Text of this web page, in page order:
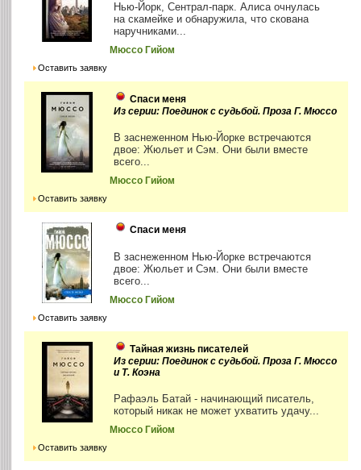
Нью-Йорк, Сентрал-парк. Алиса очнулась
на скамейке и обнаружила, что скована
наручниками...
Мюссо Гийом
Оставить заявку
Спаси меня
Из серии: Поединок с судьбой. Проза Г. Мюссо
В заснеженном Нью-Йорке встречаются
двое: Жюльет и Сэм. Они были вместе
всего...
Мюссо Гийом
Оставить заявку
Спаси меня
В заснеженном Нью-Йорке встречаются
двое: Жюльет и Сэм. Они были вместе
всего...
Мюссо Гийом
Оставить заявку
Тайная жизнь писателей
Из серии: Поединок с судьбой. Проза Г. Мюссо
и Т. Коэна
Рафаэль Батай - начинающий писатель,
который никак не может ухватить удачу...
Мюссо Гийом
Оставить заявку